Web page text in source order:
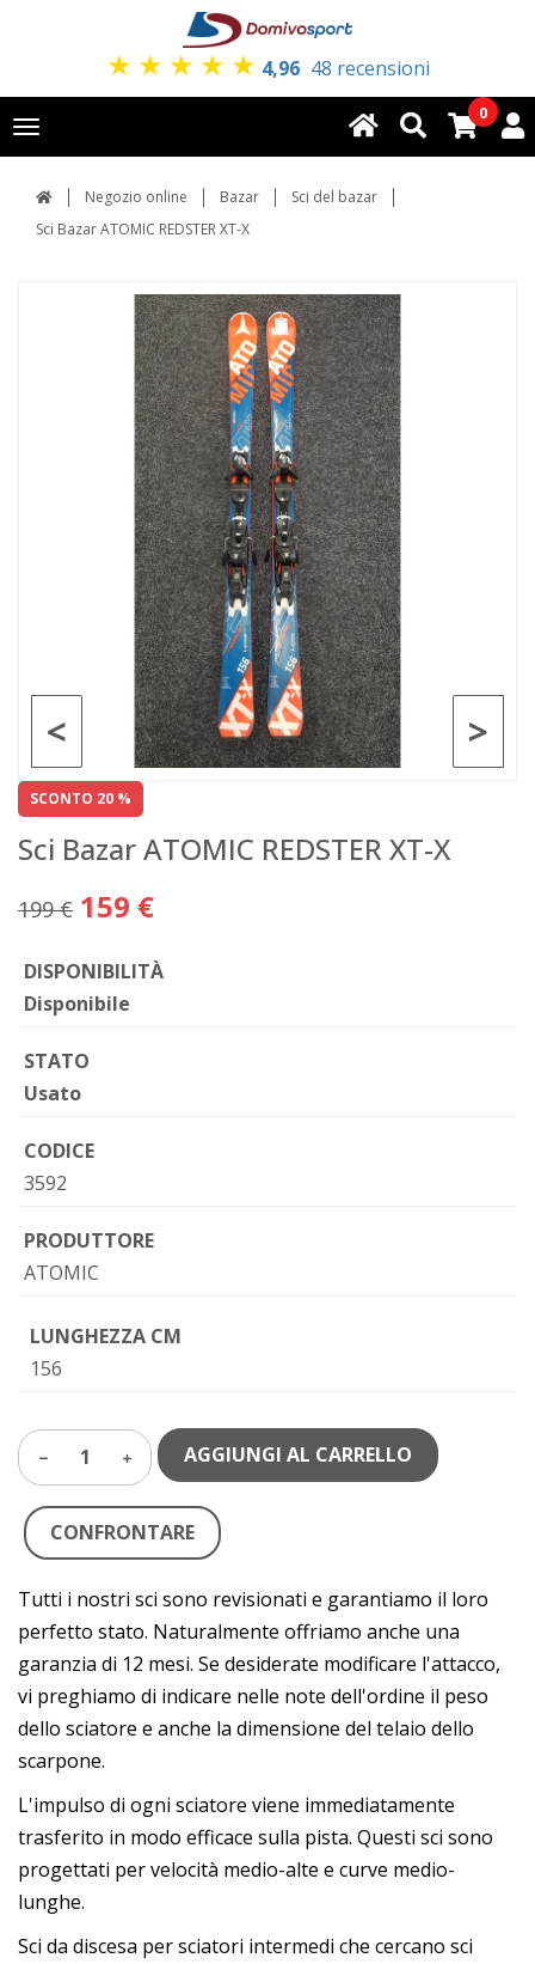
★ ★ ★ ★ ★ 4,96 48 recensioni
Toggle
navigation
0
Negozio online Bazar
Sci del bazar
Sci Bazar ATOMIC REDSTER XT-X
>
<
SCONTO 20 %
Sci Bazar ATOMIC REDSTER XT-X
199 € 159 €
DISPONIBILITÀ
Disponibile
STATO
Usato
CODICE
3592
PRODUTTORE
ATOMIC
LUNGHEZZA CM
156
1 AGGIUNGI AL CARRELLO
CONFRONTARE
Tutti i nostri sci sono revisionati e garantiamo il loro
perfetto stato. Naturalmente offriamo anche una
garanzia di 12 mesi. Se desiderate modificare l'attacco,
vi preghiamo di indicare nelle note dell'ordine il peso
dello sciatore e anche la dimensione del telaio dello
scarpone.
L'impulso di ogni sciatore viene immediatamente
trasferito in modo efficace sulla pista. Questi sci sono
progettati per velocità medio-alte e curve medio-
lunghe.
Sci da discesa per sciatori intermedi che cercano sci